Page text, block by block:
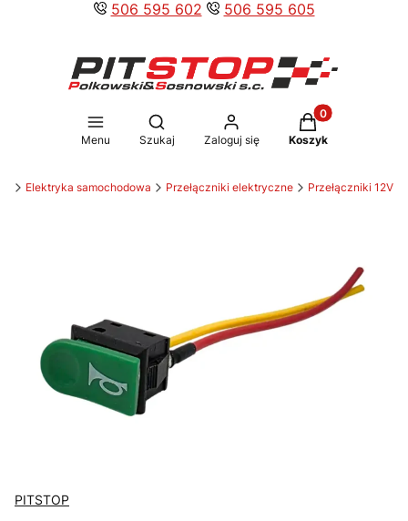
506 595 602 506 595 605
Menu
Otwórz wyszukiwarkę
Szukaj Zaloguj się
Produkty w
Koszyk
Elektryka samochodowa Przełączniki elektryczne Przełączniki 12V
PITSTOP